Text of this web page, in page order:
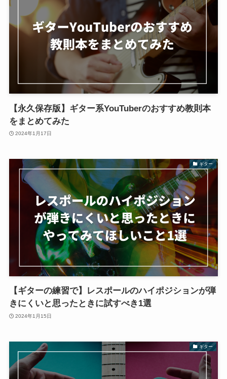
【永久保存版】ギター系YouTuberのおすすめ教則本
をまとめてみた
2024年1月17日
ギター
【ギターの練習で】レスポールのハイポジションが弾
きにくいと思ったときに試すべき1選
2024年1月15日
ギター